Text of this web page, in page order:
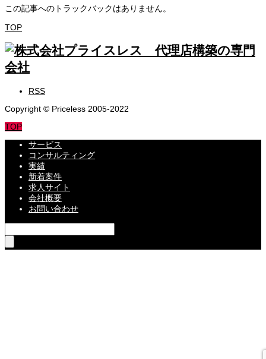
この記事へのトラックバックはありません。
TOP
RSS
Copyright © Priceless 2005-2022
TOP
サービス
コンサルティング
実績
新着案件
求人サイト
会社概要
お問い合わせ